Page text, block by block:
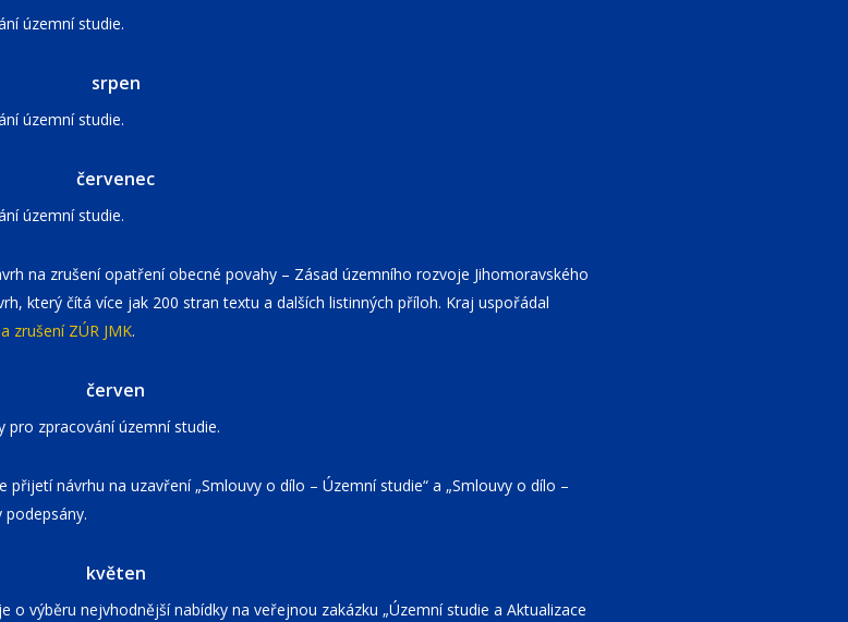
územní studie.
srpen
územní studie.
červenec
územní studie.
na zrušení opatření obecné povahy – Zásad územního rozvoje Jihomoravského
který čítá více jak 200 stran textu a dalších listinných příloh. Kraj uspořádal
zrušení ZÚR JMK.
červen
pro zpracování územní studie.
přijetí návrhu na uzavření „Smlouvy o dílo – Územní studie“ a „Smlouvy o dílo –
podepsány.
květen
o výběru nejvhodnější nabídky na veřejnou zakázku „Územní studie a Aktualizace